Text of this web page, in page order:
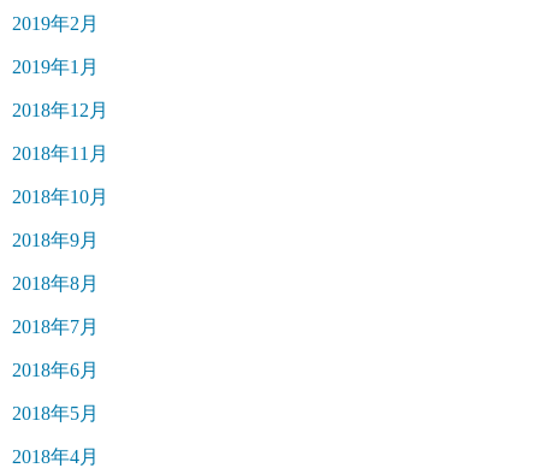
2019年2月
2019年1月
2018年12月
2018年11月
2018年10月
2018年9月
2018年8月
2018年7月
2018年6月
2018年5月
2018年4月